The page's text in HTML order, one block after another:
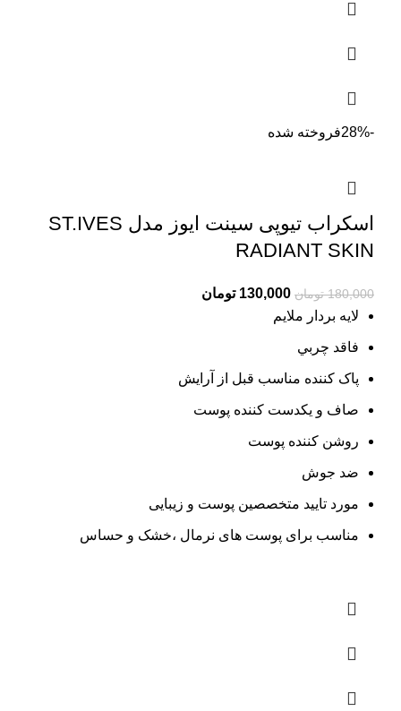
-28% فروخته شده
اسکراب تیوپی سینت ایوز مدل ST.IVES
RADIANT SKIN
180,000 تومان Original
price
130,000 تومان
لایه بردار ملایم
فاقد چربي
پاک کننده مناسب قبل از آرایش
صاف و یکدست کننده پوست
روشن کننده پوست
ضد جوش
مورد تایید متخصصین پوست و زیبایی
مناسب برای پوست های نرمال ،خشک و حساس